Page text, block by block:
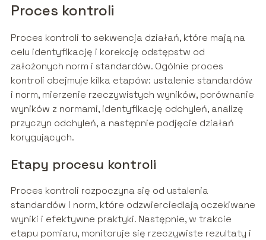
Proces kontroli
Proces kontroli to sekwencja działań, które mają na
celu identyfikację i korekcję odstępstw od
założonych norm i standardów. Ogólnie proces
kontroli obejmuje kilka etapów: ustalenie standardów
i norm, mierzenie rzeczywistych wyników, porównanie
wyników z normami, identyfikację odchyleń, analizę
przyczyn odchyleń, a następnie podjęcie działań
korygujących.
Etapy procesu kontroli
Proces kontroli rozpoczyna się od ustalenia
standardów i norm, które odzwierciedlają oczekiwane
wyniki i efektywne praktyki. Następnie, w trakcie
etapu pomiaru, monitoruje się rzeczywiste rezultaty i